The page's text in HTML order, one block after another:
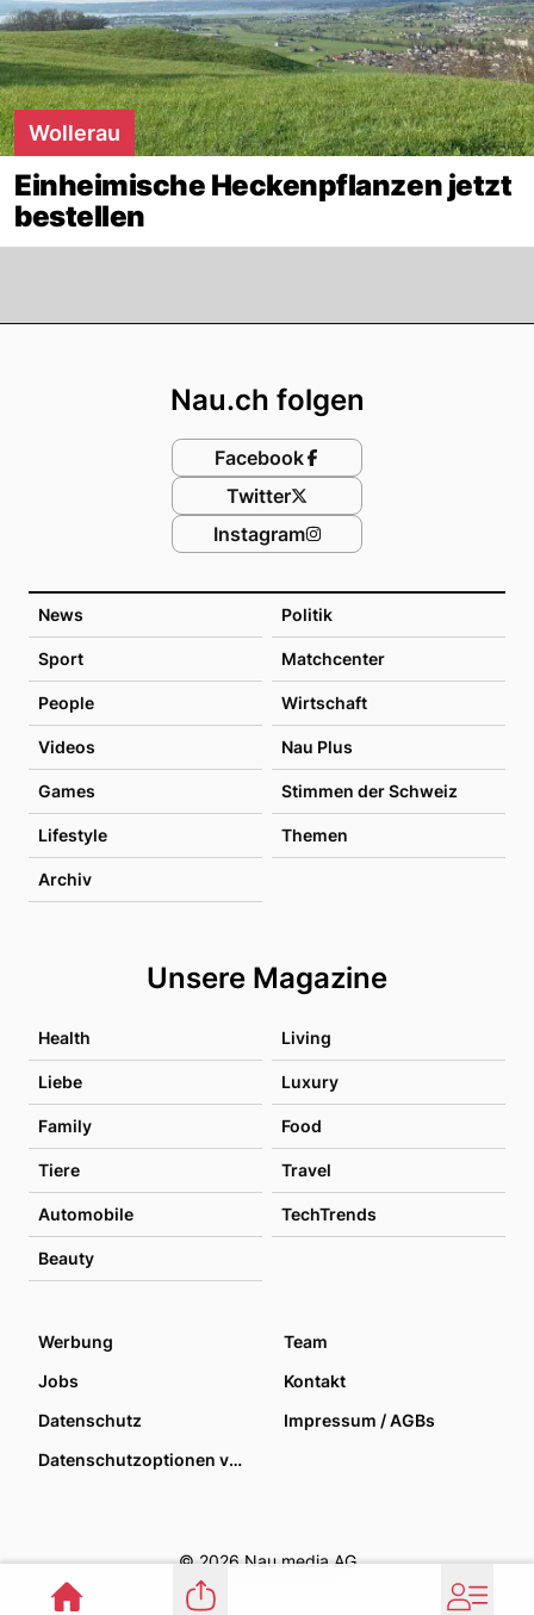
Wollerau
Einheimische Heckenpflanzen jetzt
bestellen
News Politik
Sport Matchcenter
People Wirtschaft
Videos Nau Plus
Games Stimmen der Schweiz
Lifestyle Themen
Archiv
Unsere Magazine
Health Living
Liebe Luxury
Family Food
Tiere Travel
Automobile TechTrends
Beauty
Nau.ch folgen
Facebook
Twitter
Instagram
Werbung
Team
Jobs
Kontakt
Datenschutz
Impressum / AGBs
Datenschutzoptionen verwalten
© 2026 Nau media AG